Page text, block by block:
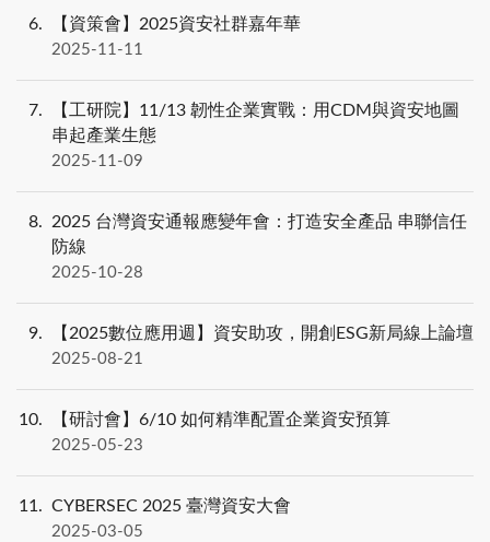
6 【資策會】2025資安社群嘉年華
2025-11-11
7
【工研院】11/13 韌性企業實戰：用CDM與資安地圖
串起產業生態
2025-11-09
8
2025 台灣資安通報應變年會：打造安全產品 串聯信任
防線
2025-10-28
9 【2025數位應用週】資安助攻，開創ESG新局線上論壇
2025-08-21
10 【研討會】6/10 如何精準配置企業資安預算
2025-05-23
11 CYBERSEC 2025 臺灣資安大會
2025-03-05